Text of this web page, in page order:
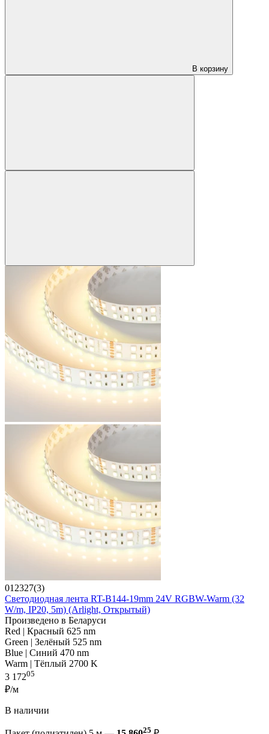
В корзину
012327(3)
Светодиодная лента RT-B144-19mm 24V RGBW-Warm (32
W/m, IP20, 5m) (Arlight, Открытый)
Произведено в Беларуси
Red | Красный 625 nm
Green | Зелёный 525 nm
Blue | Синий 470 nm
Warm | Тёплый 2700 K
3 17205
₽/м
В наличии
25